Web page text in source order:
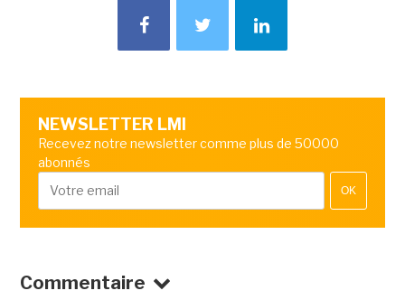
NEWSLETTER LMI
Recevez notre newsletter comme plus de 50000
abonnés
OK
Commentaire